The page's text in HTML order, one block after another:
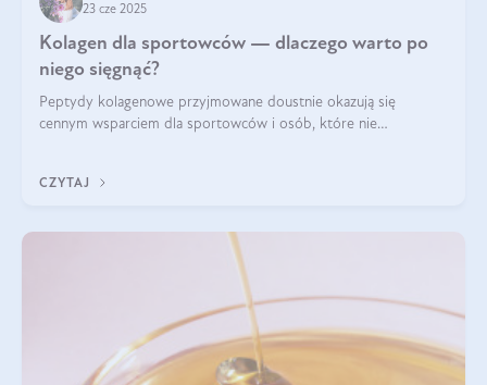
23 cze 2025
Kolagen dla sportowców — dlaczego warto po
niego sięgnąć?
Peptydy kolagenowe przyjmowane doustnie okazują się
cennym wsparciem dla sportowców i osób, które nie
CZYTAJ